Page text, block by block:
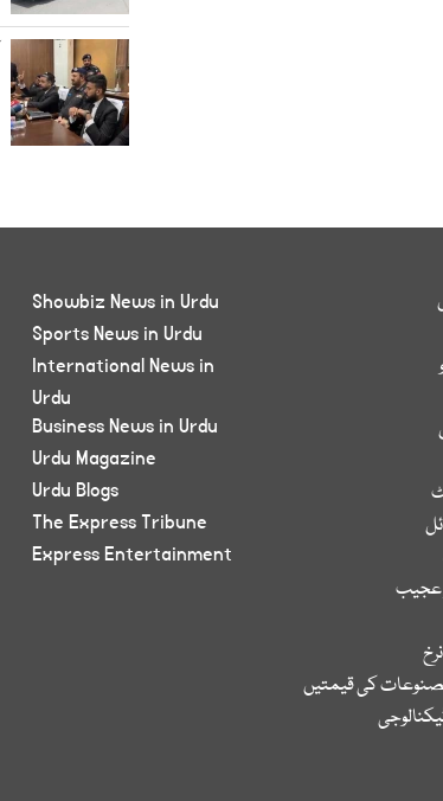
عجیب
مصنوعات کی قیمتیں
Showbiz News in Urdu
Sports News in Urdu
International News in
Urdu
Business News in Urdu
Urdu Magazine
Urdu Blogs
The Express Tribune
Express Entertainment